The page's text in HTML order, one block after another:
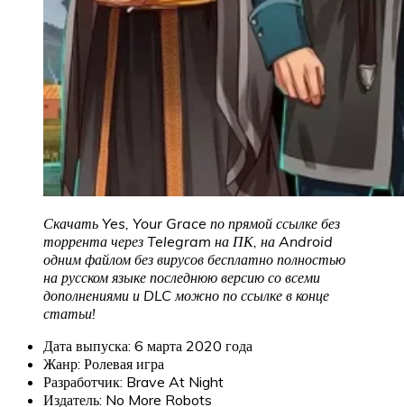
Скачать Yes, Your Grace по прямой ссылке без
торрента через Telegram на ПК, на Android
одним файлом без вирусов бесплатно полностью
на русском языке последнюю версию со всеми
дополнениями и DLC можно по ссылке в конце
статьи!
Дата выпуска: 6 марта 2020 года
Жанр: Ролевая игра
Разработчик: Brave At Night
Издатель: No More Robots